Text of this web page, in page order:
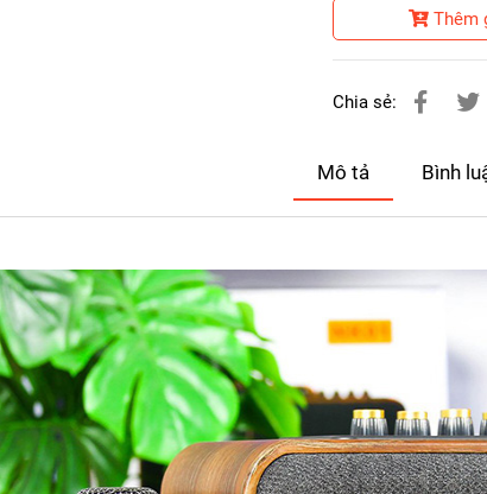
Thêm
Chia sẻ:
Mô tả Bình